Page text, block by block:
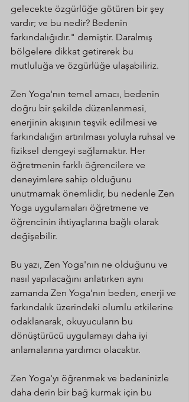
gelecekte özgürlüğe götüren bir şey
vardır; ve bu nedir? Bedenin
farkındalığıdır." demiştir. Daralmış
bölgelere dikkat getirerek bu
mutluluğa ve özgürlüğe ulaşabiliriz.
Zen Yoga'nın temel amacı, bedenin
doğru bir şekilde düzenlenmesi,
enerjinin akışının teşvik edilmesi ve
farkındalığın artırılması yoluyla ruhsal ve
fiziksel dengeyi sağlamaktır. Her
öğretmenin farklı öğrencilere ve
deneyimlere sahip olduğunu
unutmamak önemlidir, bu nedenle Zen
Yoga uygulamaları öğretmene ve
öğrencinin ihtiyaçlarına bağlı olarak
değişebilir.
Bu yazı, Zen Yoga'nın ne olduğunu ve
nasıl yapılacağını anlatırken aynı
zamanda Zen Yoga'nın beden, enerji ve
farkındalık üzerindeki olumlu etkilerine
odaklanarak, okuyucuların bu
dönüştürücü uygulamayı daha iyi
anlamalarına yardımcı olacaktır.
Zen Yoga'yı öğrenmek ve bedeninizle
daha derin bir bağ kurmak için bu